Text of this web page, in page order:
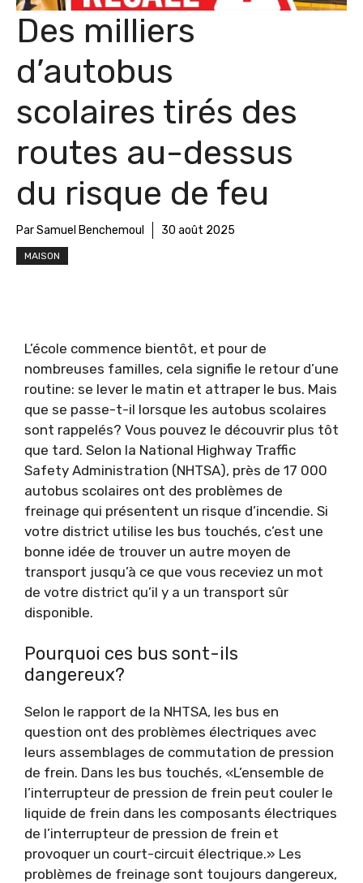
Des milliers
d’autobus
scolaires tirés des
routes au-dessus
du risque de feu
Par Samuel Benchemoul 30 août 2025
MAISON
L’école commence bientôt, et pour de
nombreuses familles, cela signifie le retour d’une
routine: se lever le matin et attraper le bus. Mais
que se passe-t-il lorsque les autobus scolaires
sont rappelés? Vous pouvez le découvrir plus tôt
que tard. Selon la National Highway Traffic
Safety Administration (NHTSA), près de 17 000
autobus scolaires ont des problèmes de
freinage qui présentent un risque d’incendie. Si
votre district utilise les bus touchés, c’est une
bonne idée de trouver un autre moyen de
transport jusqu’à ce que vous receviez un mot
de votre district qu’il y a un transport sûr
disponible.
Pourquoi ces bus sont-ils
dangereux?
Selon le rapport de la NHTSA, les bus en
question ont des problèmes électriques avec
leurs assemblages de commutation de pression
de frein. Dans les bus touchés, «L’ensemble de
l’interrupteur de pression de frein peut couler le
liquide de frein dans les composants électriques
de l’interrupteur de pression de frein et
provoquer un court-circuit électrique.» Les
problèmes de freinage sont toujours dangereux,